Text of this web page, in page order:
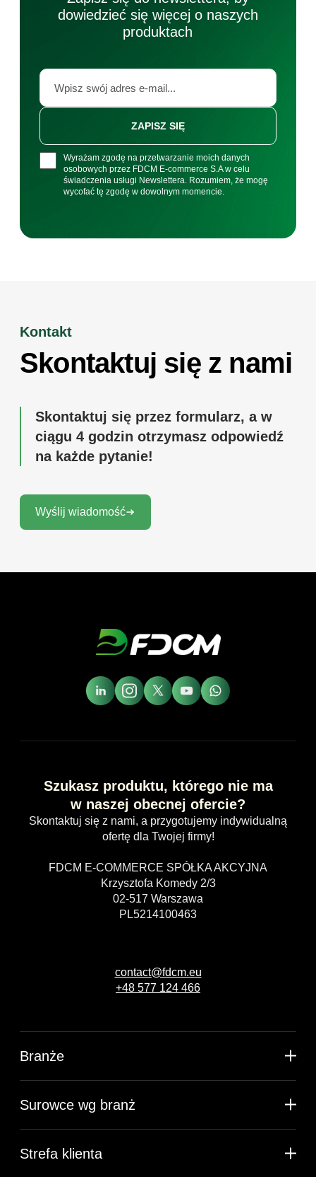
dowiedzieć się więcej o naszych
produktach
Wyrażam zgodę na przetwarzanie moich danych
osobowych przez FDCM E-commerce S.A w celu
świadczenia usługi Newslettera. Rozumiem, że mogę
wycofać tę zgodę w dowolnym momencie.
ZAPISZ SIĘ
Kontakt
Skontaktuj się z nami
Skontaktuj się przez formularz, a w
ciągu 4 godzin otrzymasz odpowiedź
na każde pytanie!
Wyślij wiadomość
Szukasz produktu, którego nie ma
w naszej obecnej ofercie?
Skontaktuj się z nami, a przygotujemy indywidualną
ofertę dla Twojej firmy!
FDCM E-COMMERCE SPÓŁKA AKCYJNA
Krzysztofa Komedy 2/3
02-517 Warszawa
PL5214100463
contact@fdcm.eu
+48 577 124 466
Branże
Surowce wg branż
Strefa klienta